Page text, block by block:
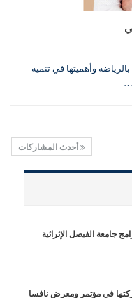
وأهميتها في تنمية
أحدث المشاركات
جامعة الفيصل الإثرائية
في مؤتمر ومعرض نافسا